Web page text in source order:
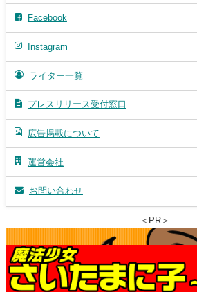
Facebook
Instagram
ライター一覧
プレスリリース受付窓口
広告掲載について
運営会社
お問い合わせ
＜PR＞